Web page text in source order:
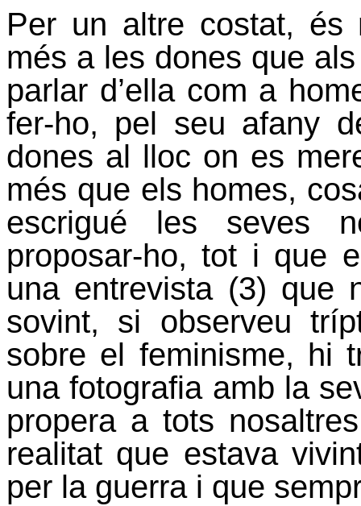
Per un altre costat, és
més a les dones que
parlar d’ella com a
fer-ho, pel seu afany
dones al lloc on es
més que els homes,
escrigué les seves
proposar-ho, tot i que
una entrevista (3) que
sovint, si observeu
sobre el feminisme, hi
una fotografia amb la
propera a tots
realitat que estava
per la guerra i que